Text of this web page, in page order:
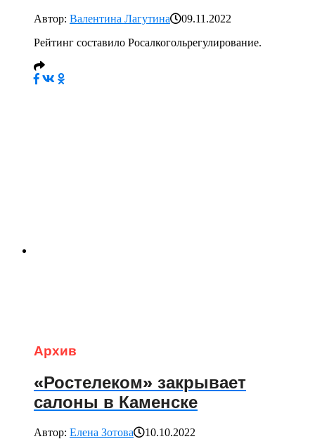
Автор: Валентина Лагутина
09.11.2022
Рейтинг составило Росалкогольрегулирование.
Архив
«Ростелеком» закрывает
салоны в Каменске
Автор: Елена Зотова
10.10.2022